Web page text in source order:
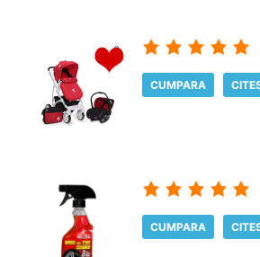
CUMPARA
CUMPARA